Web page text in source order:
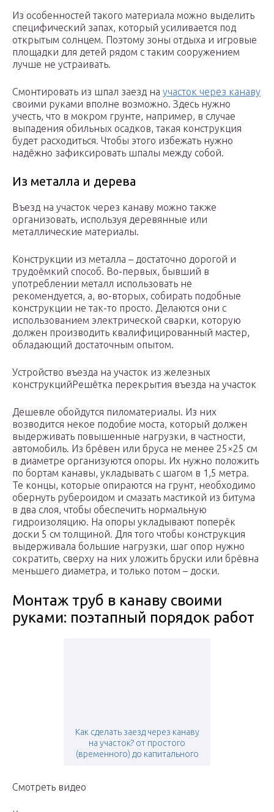
Из особенностей такого материала можно выделить
специфический запах, который усиливается под
открытым солнцем. Поэтому зоны отдыха и игровые
площадки для детей рядом с таким сооружением
лучше не устраивать.
Смонтировать из шпал заезд на участок через канаву
своими руками вполне возможно. Здесь нужно
учесть, что в мокром грунте, например, в случае
выпадения обильных осадков, такая конструкция
будет расходиться. Чтобы этого избежать нужно
надёжно зафиксировать шпалы между собой.
Из металла и дерева
Въезд на участок через канаву можно также
организовать, используя деревянные или
металлические материалы.
Конструкции из металла – достаточно дорогой и
трудоёмкий способ. Во-первых, бывший в
употреблении металл использовать не
рекомендуется, а, во-вторых, собирать подобные
конструкции не так-то просто. Делаются они с
использованием электрической сварки, которую
должен производить квалифицированный мастер,
обладающий достаточным опытом.
Устройство въезда на участок из железных
конструкцийРешётка перекрытия въезда на участок
Дешевле обойдутся пиломатериалы. Из них
возводится некое подобие моста, который должен
выдерживать повышенные нагрузки, в частности,
автомобиль. Из брёвен или бруса не менее 25×25 см
в диаметре организуются опоры. Их нужно положить
по бортам канавы, укладывать с шагом в 1,5 метра.
Те концы, которые опираются на грунт, необходимо
обернуть рубероидом и смазать мастикой из битума
в два слоя, чтобы обеспечить нормальную
гидроизоляцию. На опоры укладывают поперёк
доски 5 см толщиной. Для того чтобы конструкция
выдерживала большие нагрузки, шаг опор нужно
сократить, сверху на них уложить бруски или брёвна
меньшего диаметра, и только потом – доски.
Монтаж труб в канаву своими
руками: поэтапный порядок работ
Как сделать заезд через канаву
на участок? от простого
(временного) до капитального
Смотреть видео